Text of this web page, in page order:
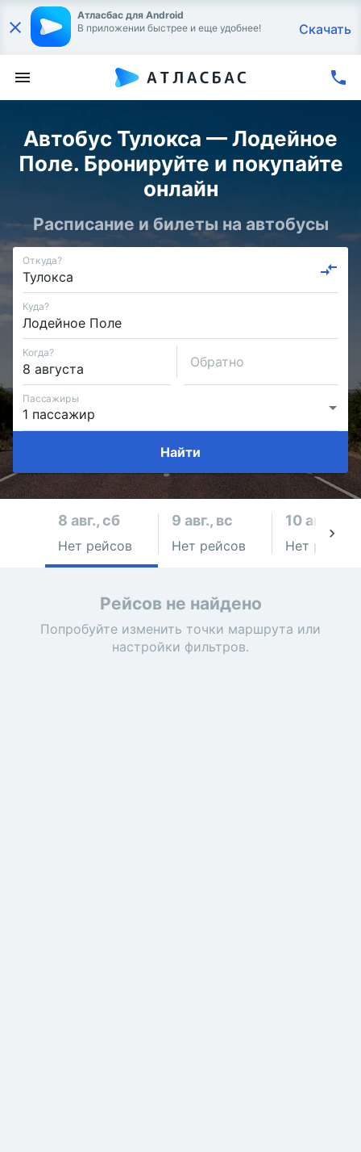
Атласбас для Android
В приложении быстрее и еще удобнее!
Скачать
Автобус Тулокса — Лодейное
Поле. Бронируйте и покупайте
онлайн
Расписание и билеты на автобусы
Откуда?
Куда?
Когда?
Обратно
Пассажиры
Найти
8 авг., сб
Нет рейсов
9 авг., вс
Нет рейсов
10 авг., пн
Нет рейсов
Рейсов не найдено
Попробуйте изменить точки маршрута или
настройки фильтров.